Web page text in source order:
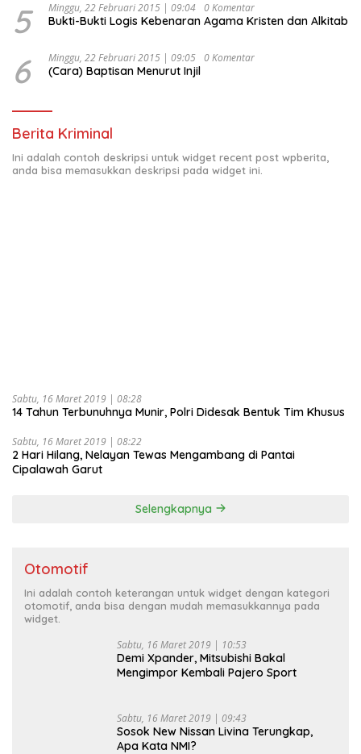
5 Minggu, 22 Februari 2015 | 09:04 0 Komentar
Bukti-Bukti Logis Kebenaran Agama Kristen dan Alkitab
6 Minggu, 22 Februari 2015 | 09:05 0 Komentar
(Cara) Baptisan Menurut Injil
Berita Kriminal
Ini adalah contoh deskripsi untuk widget recent post wpberita,
anda bisa memasukkan deskripsi pada widget ini.
Sabtu, 16 Maret 2019 | 08:28
14 Tahun Terbunuhnya Munir, Polri Didesak Bentuk Tim Khusus
Sabtu, 16 Maret 2019 | 08:22
2 Hari Hilang, Nelayan Tewas Mengambang di Pantai
Cipalawah Garut
Selengkapnya
Otomotif
Ini adalah contoh keterangan untuk widget dengan kategori
otomotif, anda bisa dengan mudah memasukkannya pada
widget.
Sabtu, 16 Maret 2019 | 10:53
Demi Xpander, Mitsubishi Bakal
Mengimpor Kembali Pajero Sport
Sabtu, 16 Maret 2019 | 09:43
Sosok New Nissan Livina Terungkap,
Apa Kata NMI?